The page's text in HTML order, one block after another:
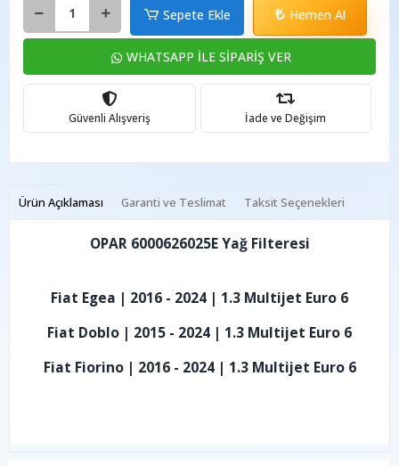
Sepete Ekle Hemen Al
WHATSAPP İLE SİPARİŞ VER
Güvenli Alışveriş İade ve Değişim
Ürün Açıklaması Garanti ve Teslimat Taksit Seçenekleri
OPAR 6000626025E Yağ Filteresi
Fiat Egea | 2016 - 2024 | 1.3 Multijet Euro 6
Fiat Doblo | 2015 - 2024 | 1.3 Multijet Euro 6
Fiat Fiorino | 2016 - 2024 | 1.3 Multijet Euro 6